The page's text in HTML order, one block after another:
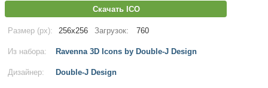
Скачать ICO
Размер (px): 256x256 Загрузок: 760
Из набора: Ravenna 3D Icons by Double-J Design
Дизайнер: Double-J Design